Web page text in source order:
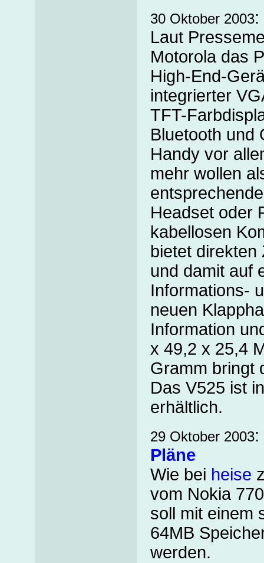
30 Oktober 2003:
Laut
Motorola das
High-End-
integrierter
TFT-
Bluetooth und
Handy vor
mehr wollen
Headset oder
kabellosen
bietet direkten
und damit auf
Informations-
neuen
Information
x 49,2 x 25,4
Gramm bringt
Das V525 ist
erhältlich.
29 Oktober 2003:
Pläne
Wie bei heise
vom Nokia
soll mit einem
64MB
werden.